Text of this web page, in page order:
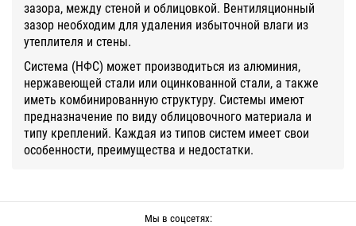
зазора, между стеной и облицовкой. Вентиляционный
зазор необходим для удаления избыточной влаги из
утеплителя и стены.
Система (НФС) может производиться из алюминия,
нержавеющей стали или оцинкованной стали, а также
иметь комбинированную структуру. Системы имеют
предназначение по виду облицовочного материала и
типу креплений. Каждая из типов систем имеет свои
особенности, преимущества и недостатки.
Мы в соцсетях: